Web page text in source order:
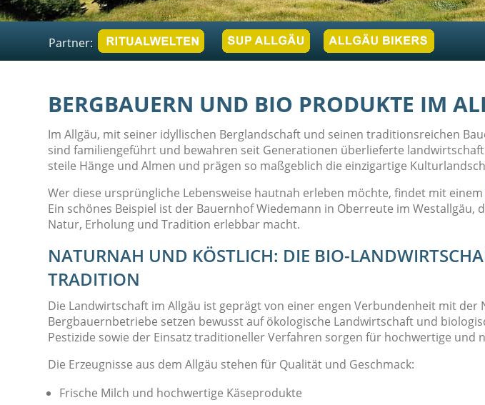
Partner:
BERGBAUERN UND BIO PRODUKTE IM
Im Allgäu, mit seiner idyllischen Berglandschaft und seinen traditionsreichen
sind familiengeführt und bewahren seit Generationen überlieferte
steile Hänge und Almen und prägen so maßgeblich die einzigartige
Wer diese ursprüngliche Lebensweise hautnah erleben möchte, findet mit einem
Ein schönes Beispiel ist der Bauernhof Wiedemann in Oberreute im
Natur, Erholung und Tradition erlebbar macht.
NATURNAH UND KÖSTLICH: DIE BIO-
TRADITION
Die Landwirtschaft im Allgäu ist geprägt von einer engen Verbundenheit mit
Bergbauernbetriebe setzen bewusst auf ökologische Landwirtschaft und
Pestizide sowie der Einsatz traditioneller Verfahren sorgen für hochwertige und
Die Erzeugnisse aus dem Allgäu stehen für Qualität und Geschmack:
Frische Milch und hochwertige Käseprodukte